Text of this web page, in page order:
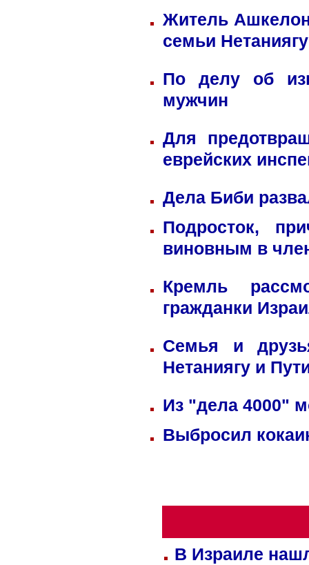
Житель
семьи Нетаниягу
По делу об
мужчин
Для
еврейских
Дела Биби
Подросток,
виновным в
Кремль
гражданки
Семья и
Нетаниягу и
Из "дела 4000"
Выбросил
В Израиле